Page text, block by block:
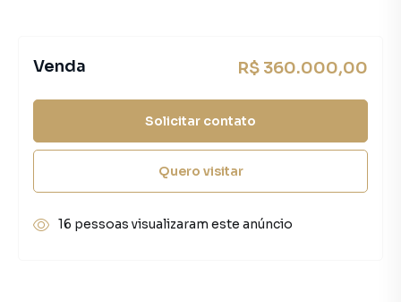
Venda R$ 360.000,00
Solicitar contato
Quero visitar
16 pessoas visualizaram este anúncio